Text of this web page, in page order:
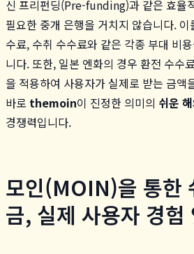
신 프리펀딩(Pre-funding)과 같은 효율
필요한 중개 은행을 거치지 않습니다.
수료, 수취 수수료와 같은 각종 부대 비
니다. 또한, 일본 엔화의 경우 환전 수수
을 적용하여 사용자가 실제로 받는 금액
바로 themoin이 진정한 의미의 쉬운
경쟁력입니다.
모인(MOIN)을 통한
금, 실제 사용자 경험